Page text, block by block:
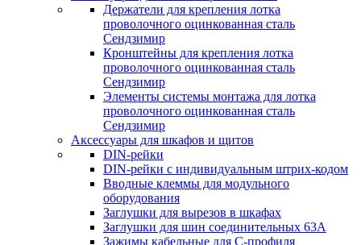
Держатели для крепления лотка
проволочного оцинкованная сталь
Сендзимир
Кронштейны для крепления лотка
проволочного оцинкованная сталь
Сендзимир
Элементы системы монтажа для лотка
проволочного оцинкованная сталь
Сендзимир
Аксессуары для шкафов и щитов
DIN-рейки
DIN-рейки с индивидуальным штрих-кодом
Вводные клеммы для модульного
оборудования
Заглушки для вырезов в шкафах
Заглушки для шин соединительных 63А
Зажимы кабельные для С-профиля